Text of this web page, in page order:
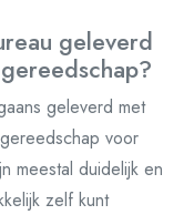
geleverd
geleverd met
voor
meestal duidelijk en
zelf kunt